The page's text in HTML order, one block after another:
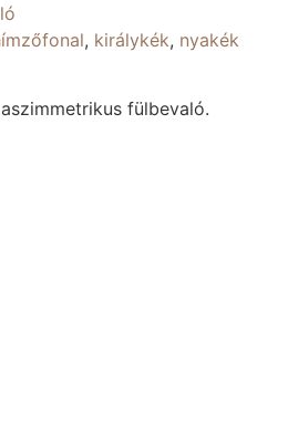
, királykék, nyakék
fülbevaló.